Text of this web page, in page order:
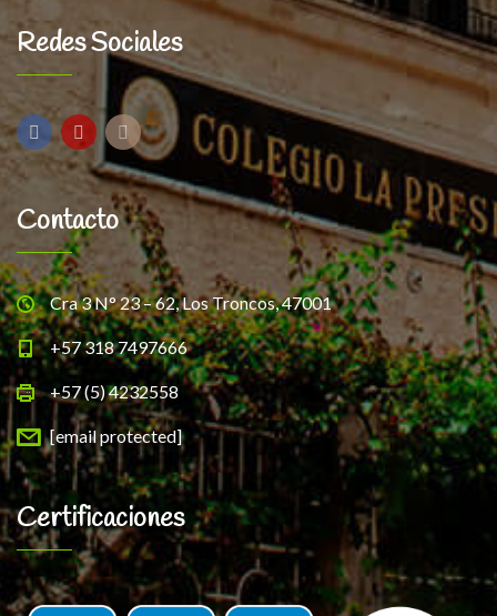
Redes Sociales
Contacto
Cra 3 N° 23 – 62, Los Troncos, 47001
+57 318 7497666
+57 (5) 4232558
[email protected]
Certificaciones